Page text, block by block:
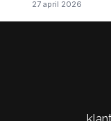
27 april 2026